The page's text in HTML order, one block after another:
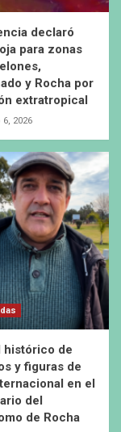
declaró
para zonas
y Rocha por
extratropical
2026
histórico de
y figuras de
en el
del
de Rocha